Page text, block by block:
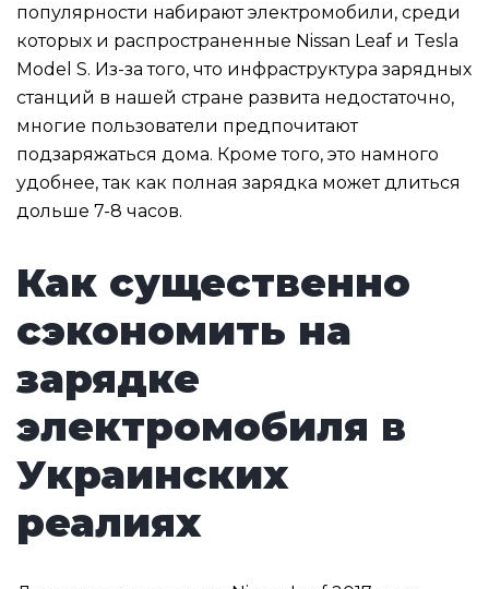
популярности набирают электромобили, среди
которых и распространенные Nissan Leaf и Tesla
Model S. Из-за того, что инфраструктура зарядных
станций в нашей стране развита недостаточно,
многие пользователи предпочитают
подзаряжаться дома. Кроме того, это намного
удобнее, так как полная зарядка может длиться
дольше 7-8 часов.
Как существенно
сэкономить на
зарядке
электромобиля в
Украинских
реалиях